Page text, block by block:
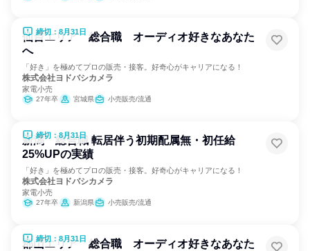
締切：8月31日
仙台エリア 総合職 オーディオ好きなあなた
へ
「好き」を極めてプロの販売・接客。好奇心がキャリアになる！
株式会社ヨドバシカメラ
家電小売
27年卒 宮城県 小売販売/流通
締切：8月31日
新潟 総合職 転居伴う初期配属無・初任給
25%UPの実績
「好き」を極めてプロの販売・接客。好奇心がキャリアになる！
株式会社ヨドバシカメラ
家電小売
27年卒 新潟県 小売販売/流通
締切：8月31日
郡山エリア 総合職 オーディオ好きなあなた